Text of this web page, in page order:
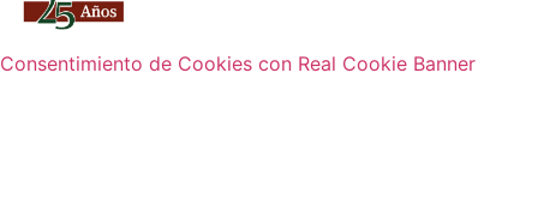
Consentimiento de Cookies con Real Cookie Banner